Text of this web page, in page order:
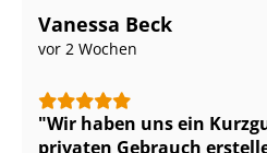
Vanessa Beck
vor 2 Wochen
Wir haben uns ein
privaten Gebrauch